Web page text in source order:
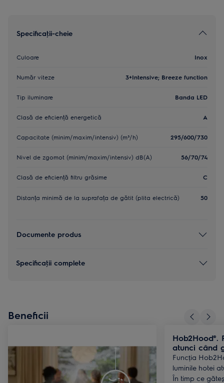
Specificaţii-cheie
Culoare Inox
Număr viteze 3+Intensive; Breeze function
Tip iluminare Banda LED
Clasă de eficiență energetică A
Capacitate (minim/maxim/intensiv) (m³/h) 295/600/730
Nivel de zgomot (minim/maxim/intensiv) dB(A) 56/70/74
Clasă de eficiență filtru grăsime C
Distanța minimă de la suprafața de gătit (plita electrică) 50
Documente produs
Specificaţii complete
Beneficii
Hob2Hood®.
atunci când
Funcția
luminile hotei
În timp ce